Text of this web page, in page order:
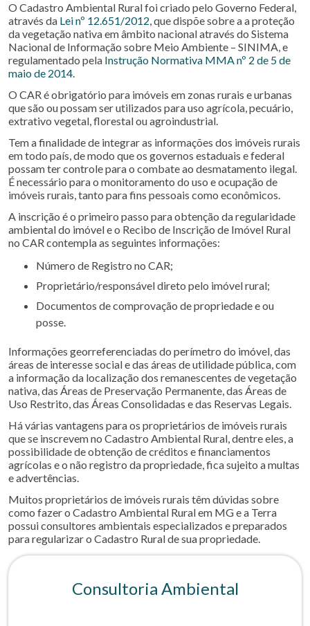
O Cadastro Ambiental Rural foi criado pelo Governo Federal,
através da Lei nº 12.651/2012, que dispõe sobre a a proteção
da vegetação nativa em âmbito nacional através do Sistema
Nacional de Informação sobre Meio Ambiente – SINIMA, e
regulamentado pela Instrução Normativa MMA nº 2 de 5 de
maio de 2014.
O CAR é obrigatório para imóveis em zonas rurais e urbanas
que são ou possam ser utilizados para uso agrícola, pecuário,
extrativo vegetal, florestal ou agroindustrial.
Tem a finalidade de integrar as informações dos imóveis rurais
em todo país, de modo que os governos estaduais e federal
possam ter controle para o combate ao desmatamento ilegal.
É necessário para o monitoramento do uso e ocupação de
imóveis rurais, tanto para fins pessoais como econômicos.
A inscrição é o primeiro passo para obtenção da regularidade
ambiental do imóvel e o Recibo de Inscrição de Imóvel Rural
no CAR contempla as seguintes informações:
Número de Registro no CAR;
Proprietário/responsável direto pelo imóvel rural;
Documentos de comprovação de propriedade e ou
posse.
Informações georreferenciadas do perímetro do imóvel, das
áreas de interesse social e das áreas de utilidade pública, com
a informação da localização dos remanescentes de vegetação
nativa, das Áreas de Preservação Permanente, das Áreas de
Uso Restrito, das Áreas Consolidadas e das Reservas Legais.
Há várias vantagens para os proprietários de imóveis rurais
que se inscrevem no Cadastro Ambiental Rural, dentre eles, a
possibilidade de obtenção de créditos e financiamentos
agrícolas e o não registro da propriedade, fica sujeito a multas
e advertências.
Muitos proprietários de imóveis rurais têm dúvidas sobre
como fazer o Cadastro Ambiental Rural em MG e a Terra
possui consultores ambientais especializados e preparados
para regularizar o Cadastro Rural de sua propriedade.
Consultoria Ambiental